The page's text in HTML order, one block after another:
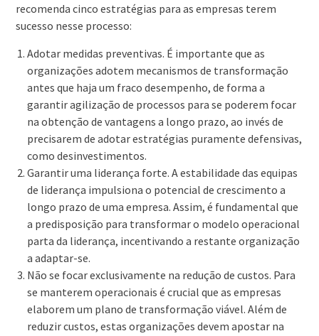
recomenda cinco estratégias para as empresas terem
sucesso nesse processo:
Adotar medidas preventivas. É importante que as
organizações adotem mecanismos de transformação
antes que haja um fraco desempenho, de forma a
garantir agilização de processos para se poderem focar
na obtenção de vantagens a longo prazo, ao invés de
precisarem de adotar estratégias puramente defensivas,
como desinvestimentos.
Garantir uma liderança forte. A estabilidade das equipas
de liderança impulsiona o potencial de crescimento a
longo prazo de uma empresa. Assim, é fundamental que
a predisposição para transformar o modelo operacional
parta da liderança, incentivando a restante organização
a adaptar-se.
Não se focar exclusivamente na redução de custos. Para
se manterem operacionais é crucial que as empresas
elaborem um plano de transformação viável. Além de
reduzir custos, estas organizações devem apostar na